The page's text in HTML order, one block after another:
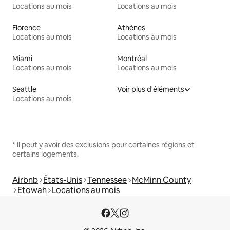
Locations au mois
Locations au mois
Florence
Locations au mois
Athènes
Locations au mois
Miami
Locations au mois
Montréal
Locations au mois
Seattle
Locations au mois
Voir plus d'éléments
* Il peut y avoir des exclusions pour certaines régions et
certains logements.
Airbnb États-Unis Tennessee McMinn County
Etowah Locations au mois